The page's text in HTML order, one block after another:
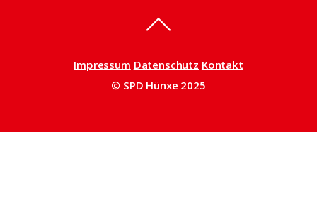
Impressum Datenschutz Kontakt
© SPD Hünxe 2025